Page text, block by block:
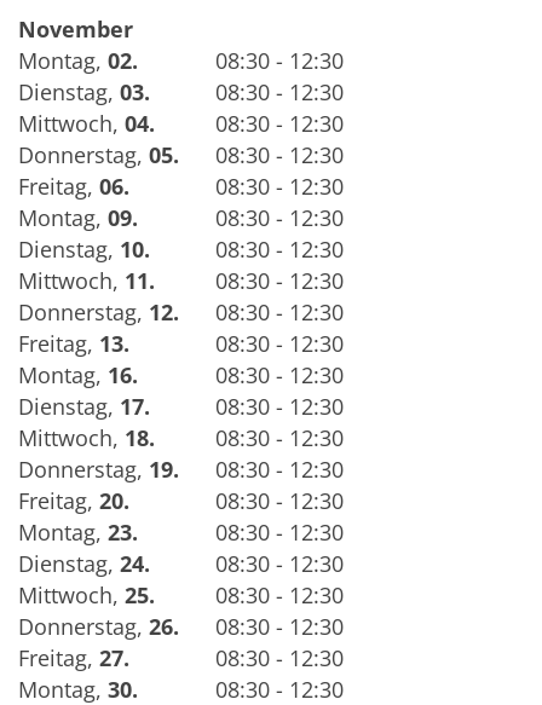
November
Montag, 02.
08:30 - 12:30
Dienstag, 03.
08:30 - 12:30
Mittwoch, 04.
08:30 - 12:30
Donnerstag, 05.
08:30 - 12:30
Freitag, 06.
08:30 - 12:30
Montag, 09.
08:30 - 12:30
Dienstag, 10.
08:30 - 12:30
Mittwoch, 11.
08:30 - 12:30
Donnerstag, 12.
08:30 - 12:30
Freitag, 13.
08:30 - 12:30
Montag, 16.
08:30 - 12:30
Dienstag, 17.
08:30 - 12:30
Mittwoch, 18.
08:30 - 12:30
Donnerstag, 19.
08:30 - 12:30
Freitag, 20.
08:30 - 12:30
Montag, 23.
08:30 - 12:30
Dienstag, 24.
08:30 - 12:30
Mittwoch, 25.
08:30 - 12:30
Donnerstag, 26.
08:30 - 12:30
Freitag, 27.
08:30 - 12:30
Montag, 30.
08:30 - 12:30